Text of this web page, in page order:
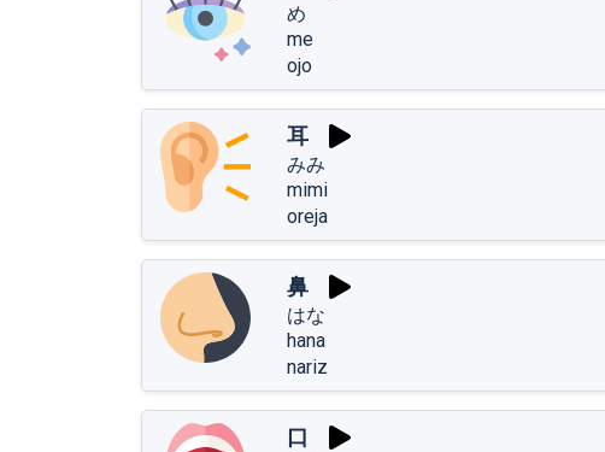
め
me
ojo
耳
みみ
mimi
oreja
鼻
はな
hana
nariz
口